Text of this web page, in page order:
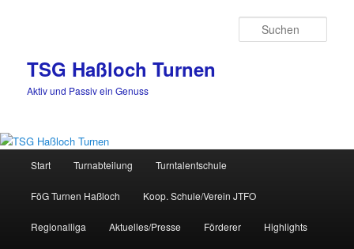
TSG Haßloch Turnen
Aktiv und Passiv ein Genuss
Start Turnabteilung Turntalentschule
FöG Turnen Haßloch Koop. Schule/Verein JTFO
Regionalliga Aktuelles/Presse Förderer Highlights